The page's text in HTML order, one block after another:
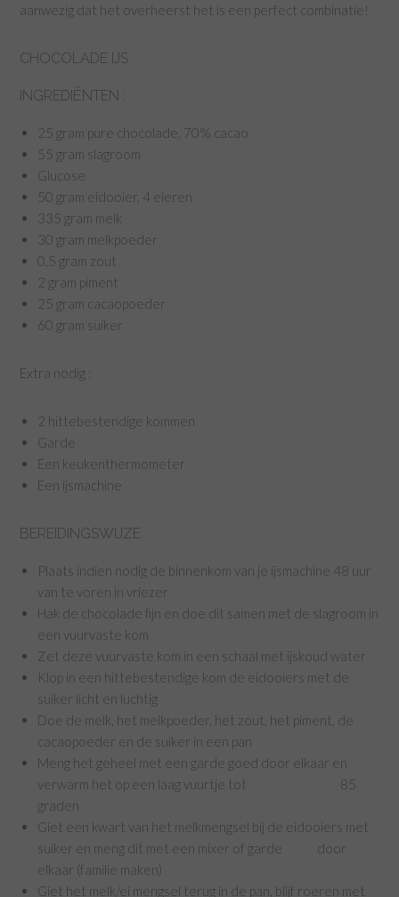
aanwezig dat het overheerst het is een perfect combinatie!
CHOCOLADE IJS
INGREDIËNTEN :
25 gram pure chocolade, 70% cacao
55 gram slagroom
Glucose
50 gram eidooier, 4 eieren
335 gram melk
30 gram melkpoeder
0,5 gram zout
2 gram piment
25 gram cacaopoeder
60 gram suiker
Extra nodig :
2 hittebestendige kommen
Garde
Een keukenthermometer
Een ijsmachine
BEREIDINGSWIJZE :
Plaats indien nodig de binnenkom van je ijsmachine 48 uur
van te voren in vriezer
Hak de chocolade fijn en doe dit samen met de slagroom in
een vuurvaste kom
Zet deze vuurvaste kom in een schaal met ijskoud water
Klop in een hittebestendige kom de eidooiers met de
suiker licht en luchtig
Doe de melk, het melkpoeder, het zout, het piment, de
cacaopoeder en de suiker in een pan
Meng het geheel met een garde goed door elkaar en
verwarm het op een laag vuurtje tot 85
graden
Giet een kwart van het melkmengsel bij de eidooiers met
suiker en meng dit met een mixer of garde door
elkaar (familie maken)
Giet het melk/ei mengsel terug in de pan, blijf roeren met